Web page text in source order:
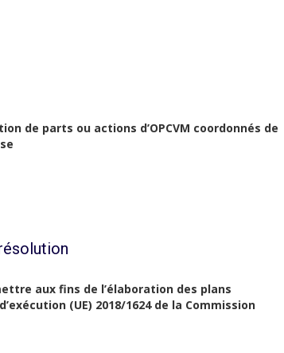
de parts ou actions d’OPCVM coordonnés de
aux fins de l’élaboration des plans
(UE) 2018/1624 de la Commission